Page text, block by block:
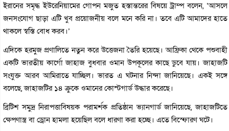
ইরানের সমৃদ্ধ ইউরেনিয়ামের গোপন মজুত হস্তান্তরের বিষয়ে ট্রাম্প বলেন, ‘আসলে
জনসংযোগ ছাড়া এটি খুব প্রয়োজনীয় বলে মনে করি না। তবে এটি আমাদের হাতে
থাকলে স্বস্তি বোধ করব।’
এদিকে হরমুজ প্রণালিতে নতুন করে উত্তেজনা তৈরি হয়েছে। আফ্রিকা থেকে পশুবাহী
একটি ভারতীয় কার্গো জাহাজ বুধবার ওমান উপকূলের কাছে ডুবে যায়। জাহাজটি
সংযুক্ত আরব আমিরাতে যাচ্ছিল। ভারত এ ঘটনার নিন্দা জানিয়েছে। একই সঙ্গে
বলেছে, জাহাজটির ১৪ ক্রুকে ওমানের কোস্টগার্ড উদ্ধার করেছে।
ব্রিটিশ সমুদ্র নিরাপত্তাবিষয়ক পরামর্শক প্রতিষ্ঠান ভ্যানগার্ড জানিয়েছে, জাহাজটিতে
ক্ষেপণাস্ত্র বা ড্রোন হামলা হয়েছিল বলে ধারণা করা হচ্ছে। এতে বিস্ফোরণ ঘটে।